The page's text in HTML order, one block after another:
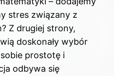
stres związany z
Z drugiej strony,
doskonały wybór
prostotę i
odbywa się